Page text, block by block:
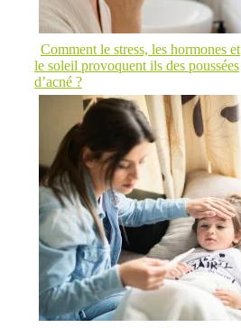
Comment le stress, les hormones et
le soleil provoquent ils des poussées
d’acné ?